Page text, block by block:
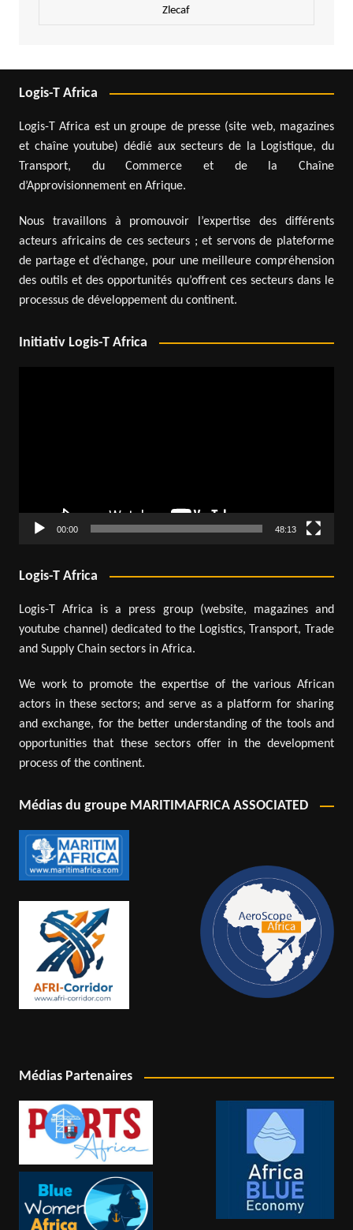
Zlecaf
Logis-T Africa
Logis-T Africa est un groupe de presse (site web, magazines
et chaîne youtube) dédié aux secteurs de la Logistique, du
Transport, du Commerce et de la Chaîne
d’Approvisionnement en Afrique.
Nous travaillons à promouvoir l’expertise des différents
acteurs africains de ces secteurs ; et servons de plateforme
de partage et d’échange, pour une meilleure compréhension
des outils et des opportunités qu’offrent ces secteurs dans le
processus de développement du continent.
Initiativ Logis-T Africa
00:00 48:13
Logis-T Africa
Logis-T Africa is a press group (website, magazines and
youtube channel) dedicated to the Logistics, Transport, Trade
and Supply Chain sectors in Africa.
We work to promote the expertise of the various African
actors in these sectors; and serve as a platform for sharing
and exchange, for the better understanding of the tools and
opportunities that these sectors offer in the development
process of the continent.
Médias du groupe MARITIMAFRICA ASSOCIATED
Médias Partenaires